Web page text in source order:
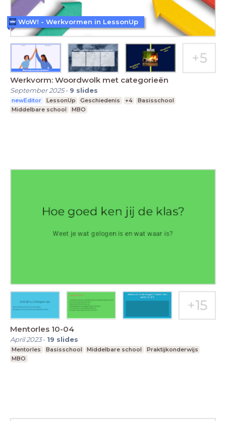
Werkvorm: Woordwolk met categorieën
September 2025- 9 slides
newEditor LessonUp Geschiedenis +4
Basisschool
Middelbare school
MBO
WoW! - Werkvormen in LessonUp
Mentorles 10-04
April 2023- 19 slides
Mentorles Basisschool Middelbare school
Praktijkonderwijs
MBO